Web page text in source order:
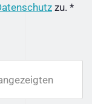
zu. *